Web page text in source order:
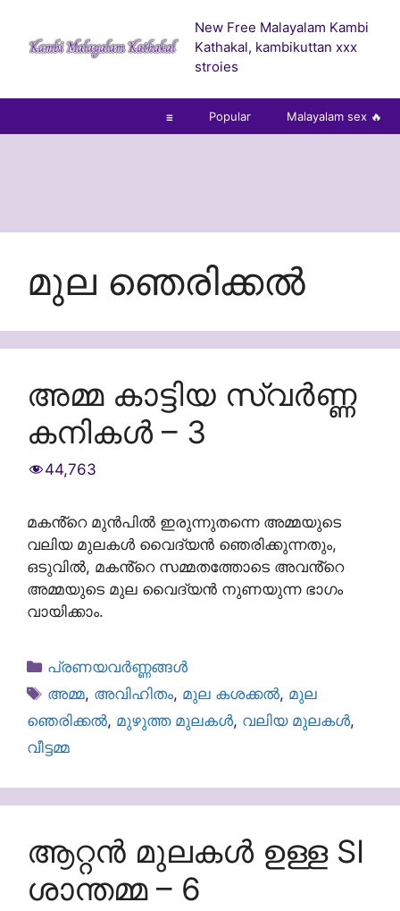
content
New Free Malayalam Kambi
Kathakal, kambikuttan xxx
stroies
☰ Popular Malayalam sex 🔥
മുല ഞെരിക്കൽ
അമ്മ കാട്ടിയ സ്വർണ്ണ
കനികൾ – 3
44,763
മകൻ്റെ മുൻപിൽ ഇരുന്നുതന്നെ അമ്മയുടെ
വലിയ മുലകൾ വൈദ്യൻ ഞെരിക്കുന്നതും,
ഒടുവിൽ, മകൻ്റെ സമ്മതത്തോടെ അവൻ്റെ
അമ്മയുടെ മുല വൈദ്യൻ നുണയുന്ന ഭാഗം
വായിക്കാം.
Categories
പ്രണയവർണ്ണങ്ങൾ
Tags
അമ്മ, അവിഹിതം, മുല കശക്കൽ, മുല
ഞെരിക്കൽ, മുഴുത്ത മുലകൾ, വലിയ മുലകൾ,
വീട്ടമ്മ
ആറ്റൻ മുലകൾ ഉള്ള SI
ശാന്തമ്മ – 6